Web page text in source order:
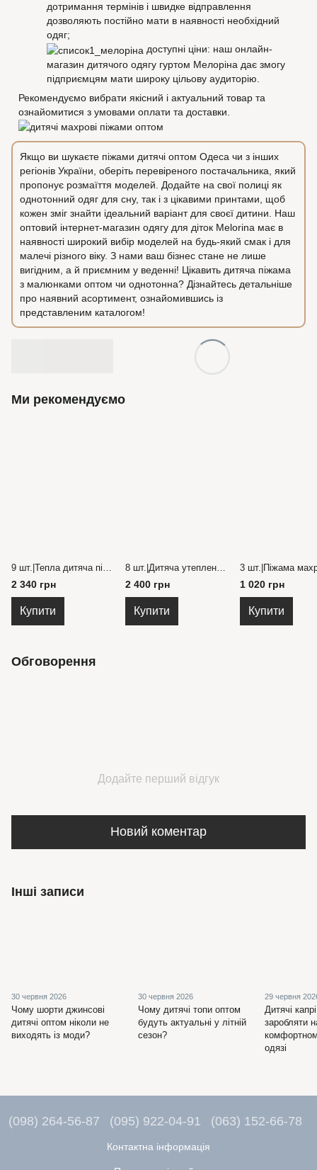
дотримання термінів і швидке відправлення
дозволяють постійно мати в наявності необхідний
одяг;
доступні ціни: наш онлайн-
магазин дитячого одягу гуртом Мелоріна дає змогу
підприємцям мати широку цільову аудиторію.
Рекомендуємо вибрати якісний і актуальний товар та
ознайомитися з умовами оплати та доставки.
Якщо ви шукаєте піжами дитячі оптом Одеса чи з інших
регіонів України, оберіть перевіреного постачальника, який
пропонує розмаїття моделей. Додайте на свої полиці як
однотонний одяг для сну, так і з цікавими принтами, щоб
кожен зміг знайти ідеальний варіант для своєї дитини. Наш
оптовий інтернет-магазин одягу для діток Melorina має в
наявності широкий вибір моделей на будь-який смак і для
малечі різного віку. З нами ваш бізнес стане не лише
вигідним, а й приємним у веденні! Цікавить дитяча піжама
з малюнками оптом чи однотонна? Дізнайтесь детальніше
про наявний асортимент, ознайомившись із
представленим каталогом!
Ми рекомендуємо
2 340 грн
Купити
2 400 грн
Купити
1 020 грн
Купити
Обговорення
Додайте перший відгук
Новий коментар
Інші записи
30 червня 2026
Чому шорти джинсові
дитячі оптом ніколи не
виходять із моди?
30 червня 2026
Чому дитячі топи оптом
будуть актуальні у літній
сезон?
29 червня
Дитячі
заробляти
одязі
(098) 264-56-87 (095) 922-04-91 (063) 152-66-78
Контактна інформація